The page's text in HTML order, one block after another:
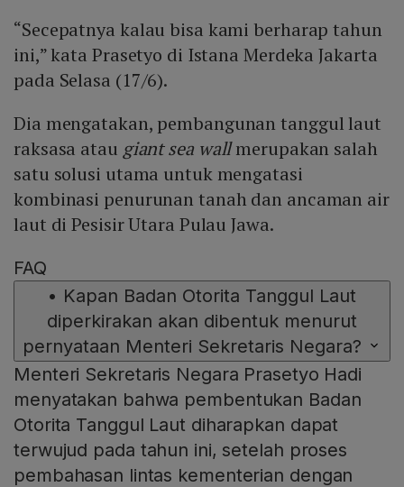
“Secepatnya kalau bisa kami berharap tahun
ini,” kata Prasetyo di Istana Merdeka Jakarta
pada Selasa (17/6).
Dia mengatakan, pembangunan tanggul laut
raksasa atau giant sea wallmerupakan salah
satu solusi utama untuk mengatasi
kombinasi penurunan tanah dan ancaman air
laut di Pesisir Utara Pulau Jawa.
FAQ
• Kapan Badan Otorita Tanggul Laut
diperkirakan akan dibentuk menurut
pernyataan Menteri Sekretaris Negara?
Menteri Sekretaris Negara Prasetyo Hadi
menyatakan bahwa pembentukan Badan
Otorita Tanggul Laut diharapkan dapat
terwujud pada tahun ini, setelah proses
pembahasan lintas kementerian dengan